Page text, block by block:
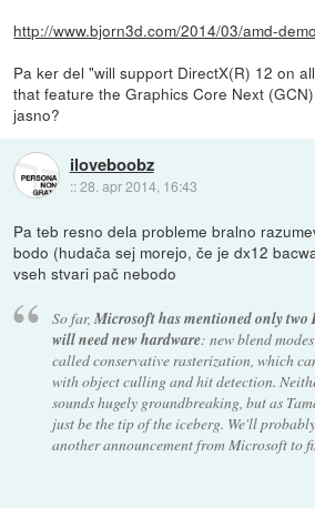
http://www.bjorn3d.com/2014/03/amd-
Pa ker del "will support DirectX(R) 12 on
that feature the Graphics Core Next
jasno?
iloveboobz
::28. apr 2014, 16:43
Pa teb resno dela probleme bralno
bodo (hudača sej morejo, če je dx12
vseh stvari pač nebodo
So far,Microsoft has mentioned only two
will need new hardware: new blend
called conservative rasterization, which
with object culling and hit detection.
sounds hugely groundbreaking, but as
just be the tip of the iceberg. We'll
another announcement from Microsoft to